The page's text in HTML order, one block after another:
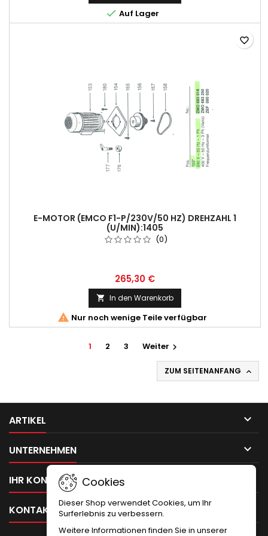
 Auf Lager
E-MOTOR (EMCO F1-P/230V/50 HZ) DREHZAHL 1
(U/MIN):1405
(0)
265,30 €
 In den Warenkorb
 Nur noch wenige Teile verfügbar
favorite_border
1 2 3 Weiter 
ZUM SEITENANFANG 
ARTIKEL 
UNTERNEHMEN 
IHR KONTO
KONTAKT
Cookies
Dieser Shop verwendet Cookies, um Ihr
Surferlebnis zu verbessern.
Weitere Informationen finden Sie in unserer